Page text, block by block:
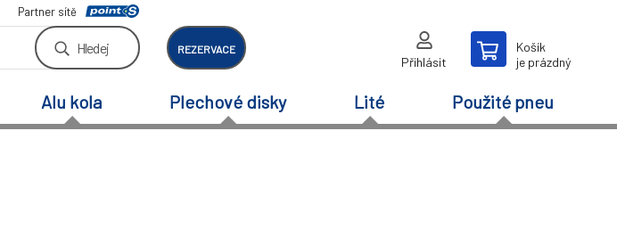
Partner sítě
Hledej REZERVACE
Přihlásit
Košík
je prázdný
Alu kola Plechové disky Lité Použité pneu